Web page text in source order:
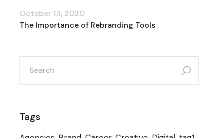
The Importance of Rebranding Tools
October 13, 2020
Tags